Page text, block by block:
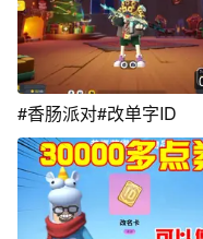
#香肠派对#改单字ID